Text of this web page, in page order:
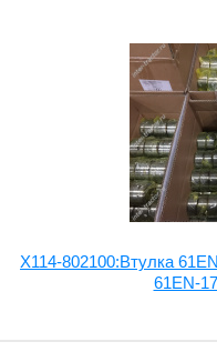
X114-802100:Втулка
61EN-